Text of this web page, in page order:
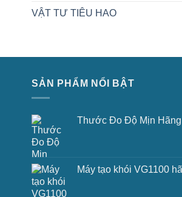
VẬT TƯ TIÊU HAO
SẢN PHẨM NỔI BẬT
Thước Đo Độ Mịn
Máy tạo khói VG1100